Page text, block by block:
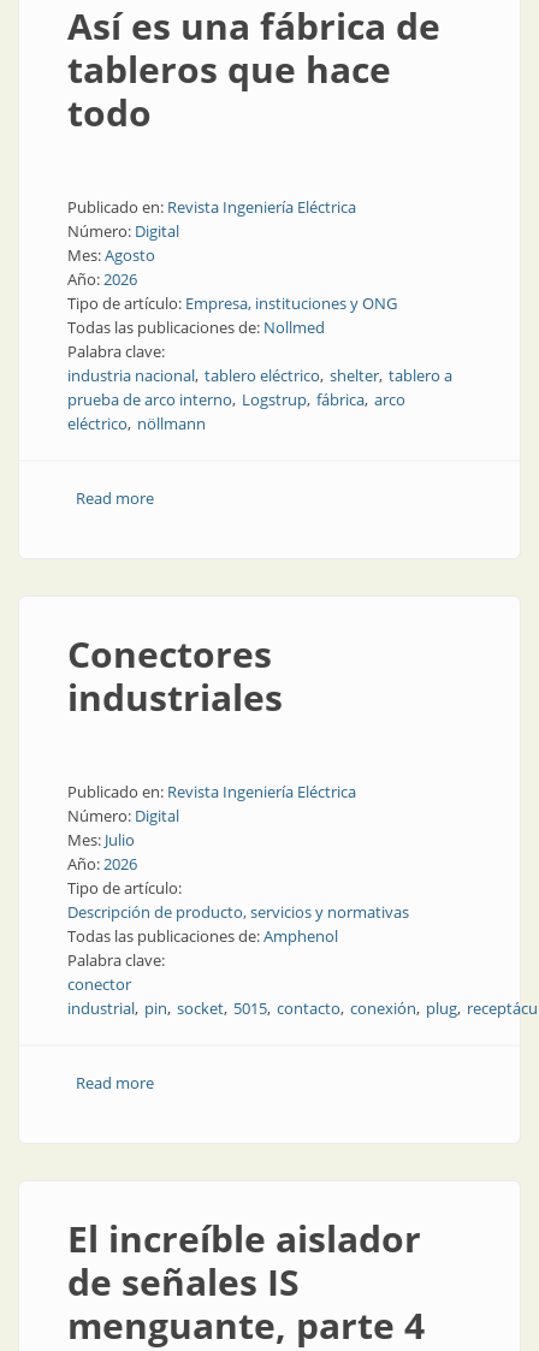
Así es una fábrica de
tableros que hace
todo
Publicado en: Revista Ingeniería Eléctrica
Número: Digital
Mes:Agosto
Año:2026
Tipo de artículo: Empresa, instituciones y ONG
Todas las publicaciones de: Nollmed
Palabra clave:
industria nacional tablero eléctrico shelter tablero a
prueba de arco interno Logstrup fábrica arco
eléctrico nöllmann
Read moreabout Así es una fábrica de tableros que hace todo
Conectores
industriales
Publicado en: Revista Ingeniería Eléctrica
Número: Digital
Mes: Julio
Año:2026
Tipo de artículo:
Descripción de producto, servicios y normativas
Todas las publicaciones de:Amphenol
Palabra clave:
conector
industrial pin socket 5015 contacto conexión plug
Read moreabout Conectores industriales
El increíble aislador
de señales IS
menguante, parte 4